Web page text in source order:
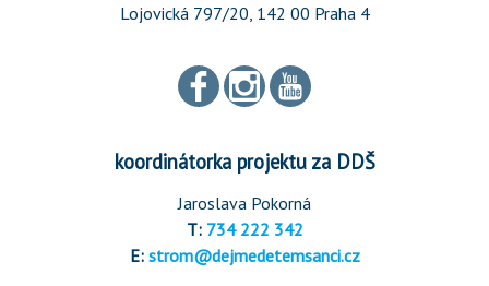
Lojovická 797/20, 142 00 Praha 4
koordinátorka projektu za DDŠ
Jaroslava Pokorná
T: 734 222 342
E: strom@dejmedetemsanci.cz